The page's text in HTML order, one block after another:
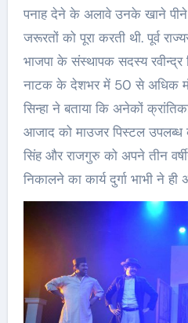
पनाह देने के अलावे उनके खाने
जरूरतों को पूरा करती थी. पूर्व
भाजपा के संस्थापक सदस्य रवीन्द्र
नाटक के देशभर में 50 से अधिक
सिन्हा ने बताया कि अनेकों
आजाद को माउजर पिस्टल
सिंह और राजगुरु को अपने तीन
निकालने का कार्य दुर्गा भाभी ने